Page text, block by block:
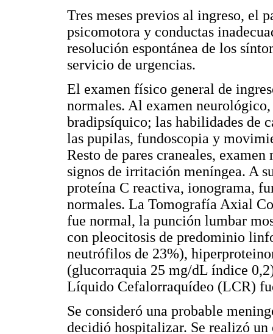
Tres meses previos al ingreso, el
psicomotora y conductas
resolución espontánea de los
servicio de urgencias.
El examen físico general de
normales. Al examen
bradipsíquico; las habilidades de
las pupilas, fundoscopia y
Resto de pares craneales,
signos de irritación meníngea. A
proteína C reactiva, ionograma,
normales. La Tomografía Axial
fue normal, la punción lumbar
con pleocitosis de predominio
neutrófilos de 23%),
(glucorraquia 25 mg/dL índice
Líquido Cefalorraquídeo (LCR)
Se consideró una probable
decidió hospitalizar. Se realizó